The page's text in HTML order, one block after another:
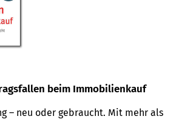
beim Immobilienkauf
– neu oder gebraucht. Mit mehr als